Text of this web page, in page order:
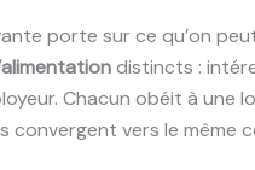
porte sur ce qu’on
distincts :
Chacun obéit à une
vers le même